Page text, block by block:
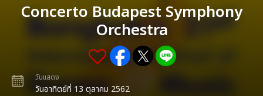
Concerto Budapest Symphony
Orchestra
วันแสดง
วันอาทิตย์ที่ 13 ตุลาคม 2562